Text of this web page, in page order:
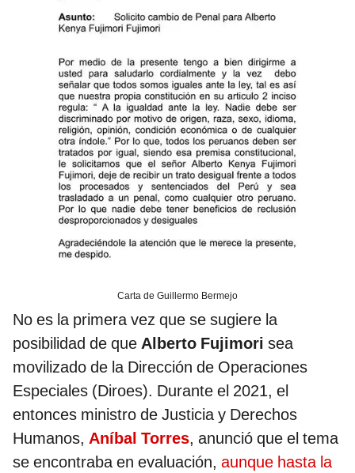
Carta de Guillermo Bermejo
No es la primera vez que se sugiere la
posibilidad de que Alberto Fujimori sea
movilizado de la Dirección de Operaciones
Especiales (Diroes). Durante el 2021, el
entonces ministro de Justicia y Derechos
Humanos, Aníbal Torres, anunció que el tema
se encontraba en evaluación, aunque hasta la